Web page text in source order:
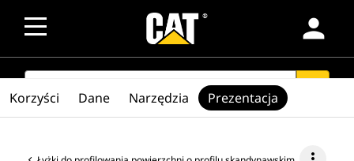
person
SEARCH
Korzyści Dane Narzędzia Prezentacja